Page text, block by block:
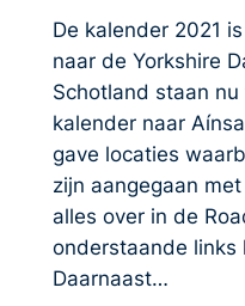
De kalender 2021
naar de Yorkshire
Schotland staan
kalender naar
gave locaties
zijn aangegaan
alles over in de
onderstaande links
Daarnaast…